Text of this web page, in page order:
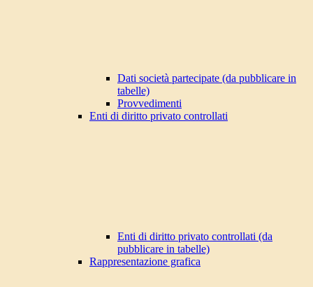
Dati società partecipate (da pubblicare in
tabelle)
Provvedimenti
Enti di diritto privato controllati
Enti di diritto privato controllati (da
pubblicare in tabelle)
Rappresentazione grafica